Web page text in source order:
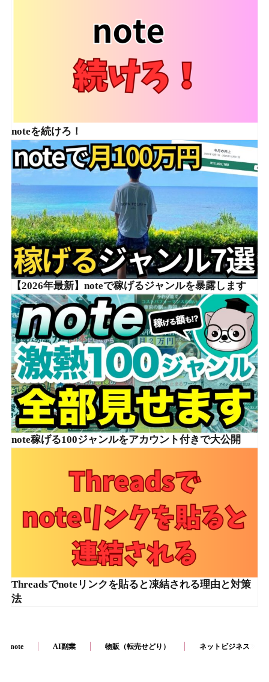
noteを続けろ！
【2026年最新】noteで稼げるジャンルを暴露します
note稼げる100ジャンルをアカウント付きで大公開
Threadsでnoteリンクを貼ると凍結される理由と対策
法
note AI副業 物販（転売せどり） ネットビジネス